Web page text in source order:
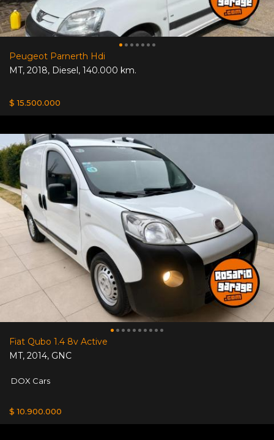
Peugeot Parnerth Hdi
MT, 2018, Diesel, 140.000 km.
$ 15.500.000
Fiat Qubo 1.4 8v Active
MT, 2014, GNC
DOX Cars
$ 10.900.000